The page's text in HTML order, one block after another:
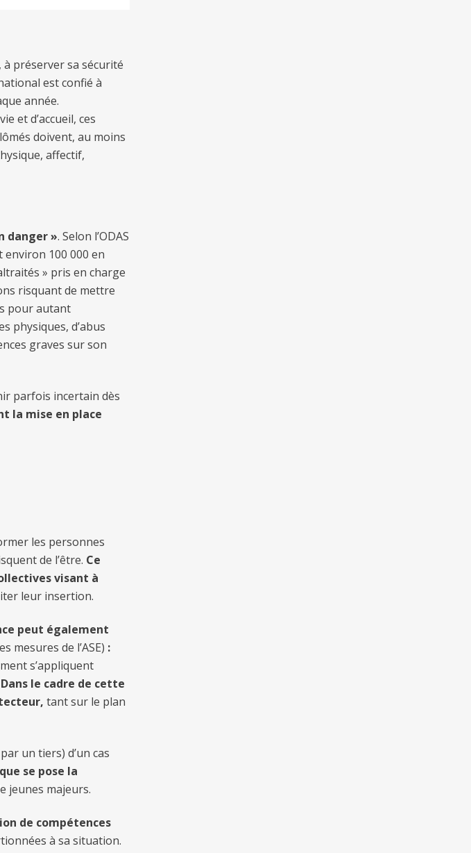
à préserver sa sécurité
est confié à
année.
et d’accueil, ces
doivent, au moins
affectif,
danger ». Selon l’ODAS
environ 100 000 en
» pris en charge
risquant de mettre
pour autant
physiques, d’abus
graves sur son
parfois incertain dès
la mise en place
les personnes
de l’être. Ce
visant à
leur insertion.
peut également
mesures de l’ASE) :
s’appliquent
Dans le cadre de cette
tant sur le plan
un tiers) d’un cas
se pose la
jeunes majeurs.
de compétences
à sa situation.